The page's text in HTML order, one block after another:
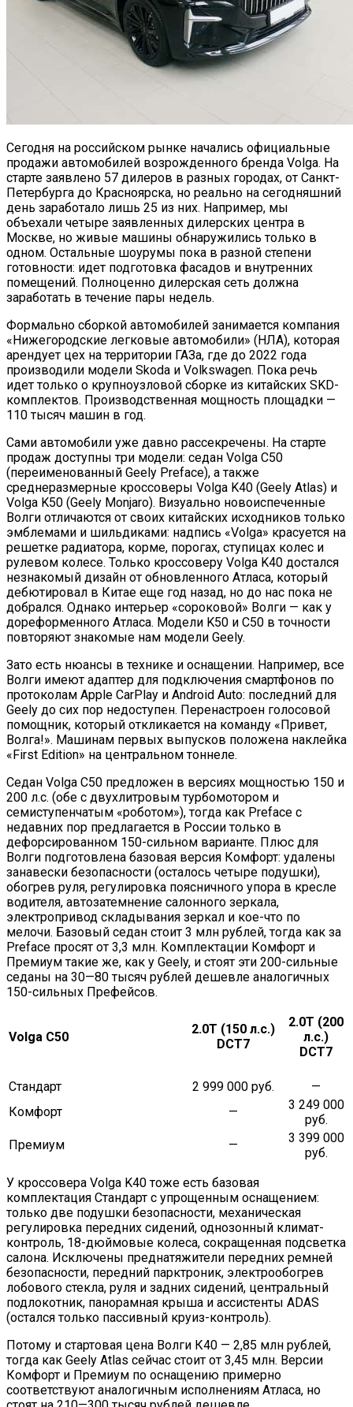
Сегодня на российском рынке начались официальные
продажи автомобилей возрожденного бренда Volga. На
старте заявлено 57 дилеров в разных городах, от Санкт-
Петербурга до Красноярска, но реально на сегодняшний
день заработало лишь 25 из них. Например, мы
объехали четыре заявленных дилерских центра в
Москве, но живые машины обнаружились только в
одном. Остальные шоурумы пока в разной степени
готовности: идет подготовка фасадов и внутренних
помещений. Полноценно дилерская сеть должна
заработать в течение пары недель.
Формально сборкой автомобилей занимается компания
«Нижегородские легковые автомобили» (НЛА), которая
арендует цех на территории ГАЗа, где до 2022 года
производили модели Skoda и Volkswagen. Пока речь
идет только о крупноузловой сборке из китайских SKD-
комплектов. Производственная мощность площадки —
110 тысяч машин в год.
Сами автомобили уже давно рассекречены. На старте
продаж доступны три модели: седан Volga C50
(переименованный Geely Preface), а также
среднеразмерные кроссоверы Volga K40 (Geely Atlas) и
Volga K50 (Geely Monjaro). Визуально новоиспеченные
Волги отличаются от своих китайских исходников только
эмблемами и шильдиками: надпись «Volga» красуется на
решетке радиатора, корме, порогах, ступицах колес и
рулевом колесе. Только кроссоверу Volga K40 достался
незнакомый дизайн от обновленного Атласа, который
дебютировал в Китае еще год назад, но до нас пока не
добрался. Однако интерьер «сороковой» Волги — как у
дореформенного Атласа. Модели K50 и C50 в точности
повторяют знакомые нам модели Geely.
Зато есть нюансы в технике и оснащении. Например, все
Волги имеют адаптер для подключения смартфонов по
протоколам Apple CarPlay и Android Auto: последний для
Geely до сих пор недоступен. Перенастроен голосовой
помощник, который откликается на команду «Привет,
Волга!». Машинам первых выпусков положена наклейка
«First Edition» на центральном тоннеле.
Седан Volga C50 предложен в версиях мощностью 150 и
200 л.с. (обе с двухлитровым турбомотором и
семиступенчатым «роботом»), тогда как Preface с
недавних пор предлагается в России только в
дефорсированном 150-сильном варианте. Плюс для
Волги подготовлена базовая версия Комфорт: удалены
занавески безопасности (осталось четыре подушки),
обогрев руля, регулировка поясничного упора в кресле
водителя, автозатемнение салонного зеркала,
электропривод складывания зеркал и кое-что по
мелочи. Базовый седан стоит 3 млн рублей, тогда как за
Preface просят от 3,3 млн. Комплектации Комфорт и
Премиум такие же, как у Geely, и стоят эти 200-сильные
седаны на 30—80 тысяч рублей дешевле аналогичных
150-сильных Префейсов.
Volga C50
2.0T (150 л.с.)
DCT7
2.0T (200
л.с.)
DCT7
Стандарт 2 999 000 руб.
—
Комфорт
—
3 249 000
руб.
Премиум
—
3 399 000
руб.
У кроссовера Volga K40 тоже есть базовая
комплектация Стандарт с упрощенным оснащением:
только две подушки безопасности, механическая
регулировка передних сидений, однозонный климат-
контроль, 18-дюймовые колеса, сокращенная подсветка
салона. Исключены преднатяжители передних ремней
безопасности, передний парктроник, электрообогрев
лобового стекла, руля и задних сидений, центральный
подлокотник, панорамная крыша и ассистенты ADAS
(остался только пассивный круиз-контроль).
Потому и стартовая цена Волги К40 — 2,85 млн рублей,
тогда как Geely Atlas сейчас стоит от 3,45 млн. Версии
Комфорт и Премиум по оснащению примерно
соответствуют аналогичным исполнениям Атласа, но